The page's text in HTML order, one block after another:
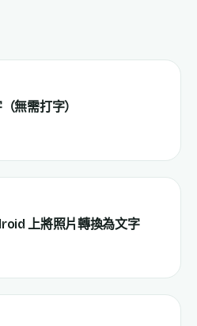
無需打字）
上將照片轉換為文字